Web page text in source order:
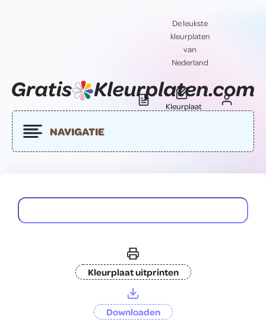
De leukste
kleurplaten
van
Nederland
Blog
Kleurplaat
Contact
NAVIGATIE
Kleurplaat uitprinten
Downloaden